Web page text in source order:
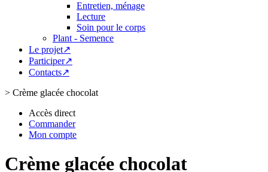
Entretien, ménage
Lecture
Soin pour le corps
Plant - Semence
Le projet↗
Participer↗
Contacts↗
> Crème glacée chocolat
Accès direct
Commander
Mon compte
Crème glacée chocolat